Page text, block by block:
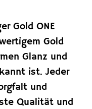
Gold ONE
Gold
Glanz und
ist. Jeder
und
Qualität und